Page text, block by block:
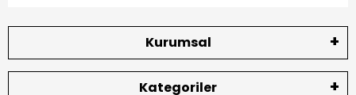
Kurumsal
Kategoriler